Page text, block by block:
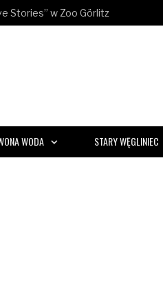
Stories” w Zoo Görlitz
WODA STARY WĘGLINIEC